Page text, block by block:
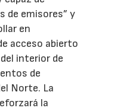
de emisores” y
en
acceso abierto
interior de
de
Norte. La
la